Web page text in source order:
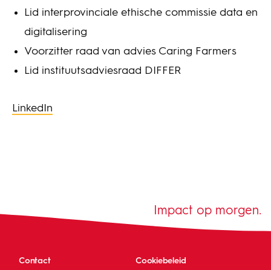
Lid interprovinciale ethische commissie data en
digitalisering
Voorzitter raad van advies Caring Farmers
Lid instituutsadviesraad DIFFER
LinkedIn
Contact Cookiebeleid
Impact op morgen.